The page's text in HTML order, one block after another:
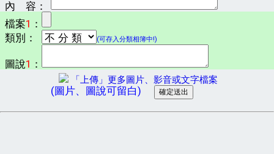
內 容：
檔案1 ：
類別：
(可存入分類相簿中!)
圖說1 ：
「上傳」更多圖片、影音或文字檔案
(圖片、圖說可留白)